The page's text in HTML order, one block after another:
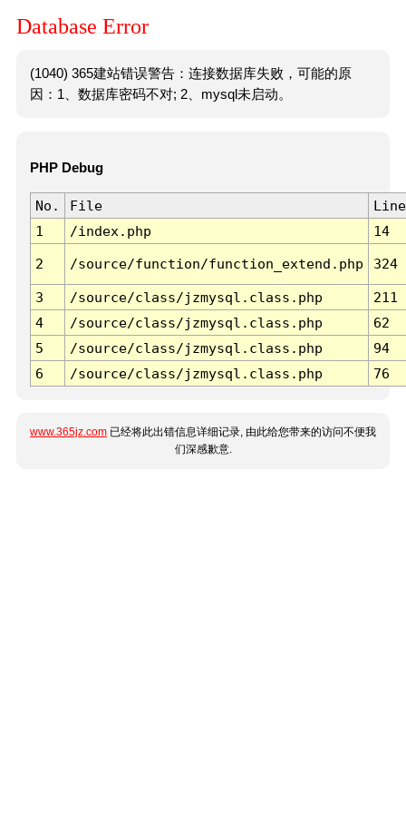
Database Error
(1040) 365建站错误警告：连接数据库失败，可能的原
因：1、数据库密码不对; 2、mysql未启动。
PHP Debug
No. File
Line
1
/index.php 14
2 /source/function/function_extend.php 324
3 /source/class/jzmysql.class.php
211
4
/source/class/jzmysql.class.php
62
5
/source/class/jzmysql.class.php
94
6
/source/class/jzmysql.class.php 76
www.365jz.com 已经将此出错信息详细记录, 由此给您带来的访问不便我
们深感歉意.